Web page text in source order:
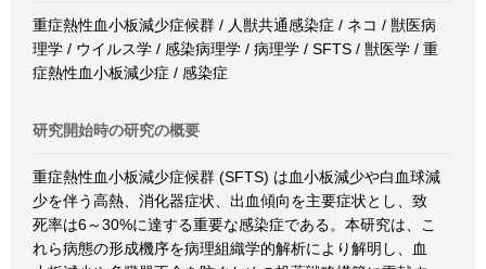
重症熱性血小板減少症候群 / 人獣共通感染症 / ネコ / 獣医病
理学 / ウイルス学 / 感染病理学 / 病理学 / SFTS / 獣医学 / 重
症熱性血小板減少症 / 感染症
研究開始時の研究の概要
重症熱性血小板減少症候群 (SFTS) は血小板減少や白血球減
少を伴う高熱、消化器症状、出血傾向を主要症状とし、致
死率は6～30%に達する重要な感染症である。本研究は、こ
れら病態の形成機序を病理組織学的解析により解明し、血